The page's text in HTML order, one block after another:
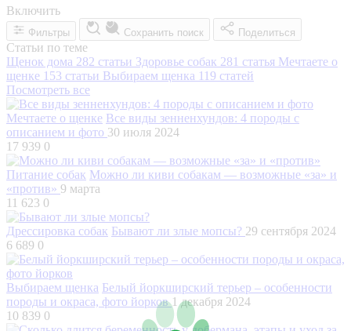
Включить
Фильтры Сохранить поиск Поделиться
Статьи по теме
Щенок дома 282 статьи Здоровье собак 281 статья Мечтаете о
щенке 153 статьи Выбираем щенка 119 статей
Посмотреть все
Мечтаете о щенке Все виды зенненхундов: 4 породы с
описанием и фото 30 июля 2024
17 939 0
Питание собак Можно ли киви собакам — возможные «за» и
«против» 9 марта
11 623 0
Дрессировка собак Бывают ли злые мопсы? 29 сентября 2024
6 689 0
Выбираем щенка Белый йоркширский терьер – особенности
породы и окраса, фото йорков1 декабря 2024
10 839 0